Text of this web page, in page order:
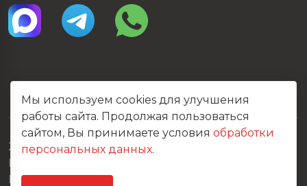
2026 © Все права защищены
Политика конфиденциальности
Карта сайта
Мы используем cookies для улучшения
работы сайта. Продолжая пользоваться
сайтом, Вы принимаете условия обработки
персональных данных.